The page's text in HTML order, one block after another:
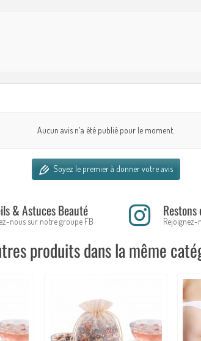
Aucun avis n'a été publié pour le moment.
Soyez le premier à donner votre avis
& Astuces Beauté
nous sur notre groupe FB Rejoignez-
produits dans la même